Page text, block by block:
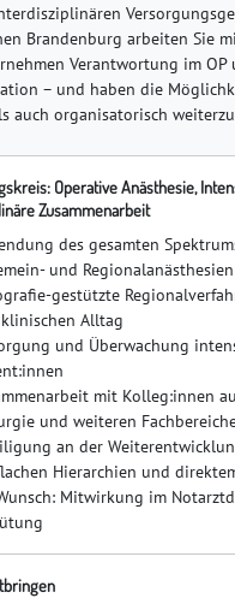
Brandenburg arbeiten Sie
Verantwortung im
– und haben die
auch organisatorisch
Operative Anästhesie,
Zusammenarbeit
des gesamten
und Regionalanästhesien
gestützte
Alltag
und Überwachung
mit Kolleg:innen
und weiteren
an der
Hierarchien und
Mitwirkung im